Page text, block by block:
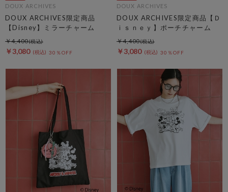
DOUX ARCHIVES
DOUX ARCHIVES限定商品
【Disney】ミラーチャーム
￥3,080 30％OFF
￥4,400
DOUX ARCHIVES
DOUX ARCHIVES限定商品【Ｄ
ｉｓｎｅｙ】ポーチチャーム
￥3,080 30％OFF
￥4,400